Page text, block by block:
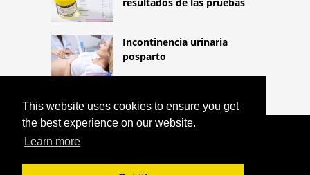
This website uses cookies to ensure you get
the best experience on our website.
Learn more
resultados de las pruebas
Incontinencia urinaria
posparto
HTTPS://LIFESTYLEMED.NET
EMPERADOR?